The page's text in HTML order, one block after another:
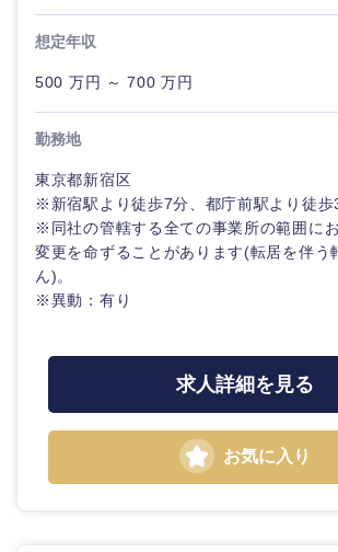
想定年収
500 万円 ～ 700 万円
勤務地
東京都新宿区
※新宿駅より徒歩7分、都庁前駅より徒歩
※同社の管轄する全ての事業所の範囲に
変更を命ずることがあります(転居を伴う
ん)。
※異動：有り
求人詳細を見る
お気に入り